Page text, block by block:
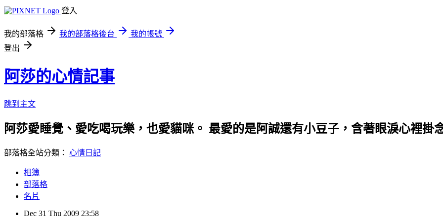
登入
我的部落格 我的部落格後台
我的帳號
登出
阿莎的心情記事
跳到主文
阿莎愛睡覺、愛吃喝玩樂，也愛貓咪。 最愛的是阿誠還有小豆子，含著眼淚心裡掛
部落格全站分類： 心情日記
相簿
部落格
名片
Dec 31 Thu 2009 23:58